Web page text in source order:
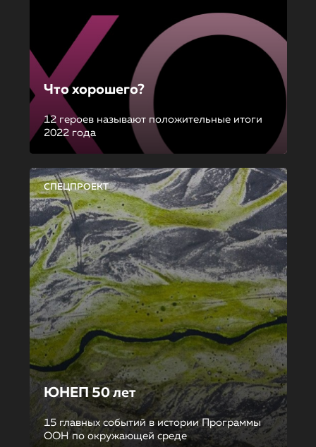
Что хорошего?
12 героев называют положительные итоги
2022 года
СПЕЦПРОЕКТ
ЮНЕП 50 лет
15 главных событий в истории Программы
ООН по окружающей среде